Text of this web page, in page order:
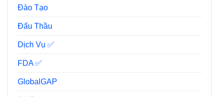
Đào Tạo
Đấu Thầu
Dịch Vụ ✅
FDA ✅
GlobalGAP